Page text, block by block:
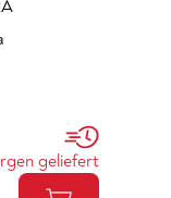
geliefert